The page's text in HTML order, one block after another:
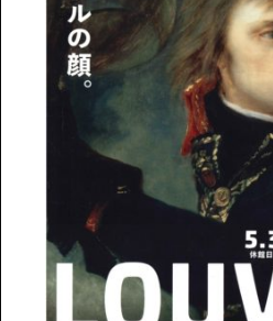
チェコ共和国
ニュージーランド
コート・デュ・ローヌ
シャンパーニュ
ベルギー
ポルトガル